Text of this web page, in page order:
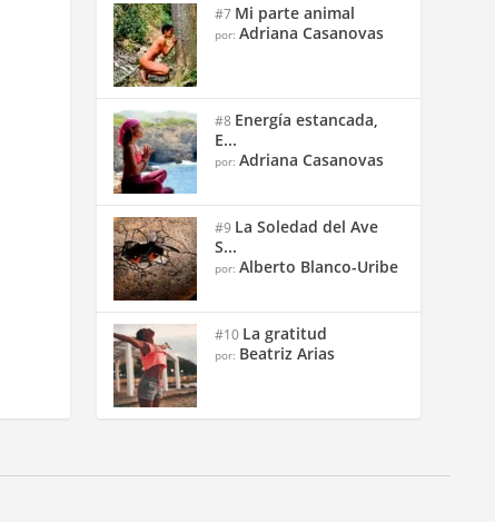
#7 Mi parte animal
por:Adriana Casanovas
#8 Energía estancada,
E...
por:Adriana Casanovas
#9 La Soledad del Ave
S...
por:Alberto Blanco-Uribe
#10 La gratitud
por: Beatriz Arias